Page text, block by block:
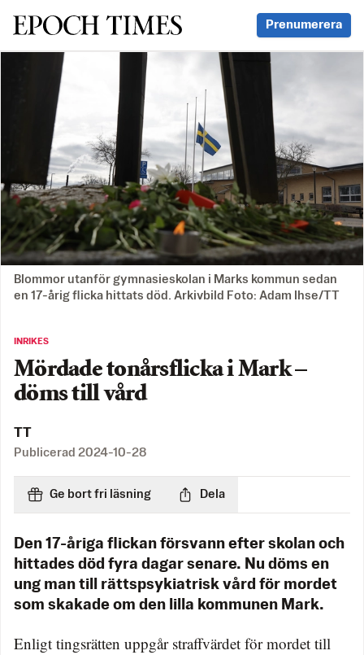
Svenska Epoch Times Prenumerera
Blommor utanför gymnasieskolan i Marks kommun sedan
en 17-årig flicka hittats död. Arkivbild Foto: Adam Ihse/TT
INRIKES
Mördade tonårsflicka i Mark –
döms till vård
TT
Publicerad 2024-10-28
Ge bort fri läsning Dela
Den 17-åriga flickan försvann efter skolan och
hittades död fyra dagar senare. Nu döms en
ung man till rättspsykiatrisk vård för mordet
som skakade om den lilla kommunen Mark.
Enligt tingsrätten uppgår straffvärdet för mordet till